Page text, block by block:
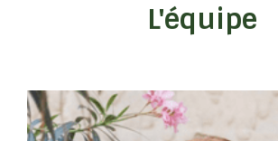
L'équipe